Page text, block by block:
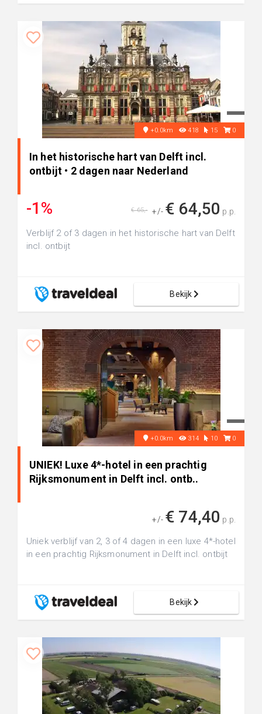
+0.0km 418 15 0
In het historische hart van Delft incl.
ontbijt • 2 dagen naar Nederland
-1% +/- € 64,50 p.p.
€ 65,-
Verblijf 2 of 3 dagen in het historische hart van Delft
incl. ontbijt
Bekijk
+0.0km 314 10 0
UNIEK! Luxe 4*-hotel in een prachtig
Rijksmonument in Delft incl. ontb..
+/- € 74,40 p.p.
Uniek verblijf van 2, 3 of 4 dagen in een luxe 4*-hotel
in een prachtig Rijksmonument in Delft incl. ontbijt
Bekijk